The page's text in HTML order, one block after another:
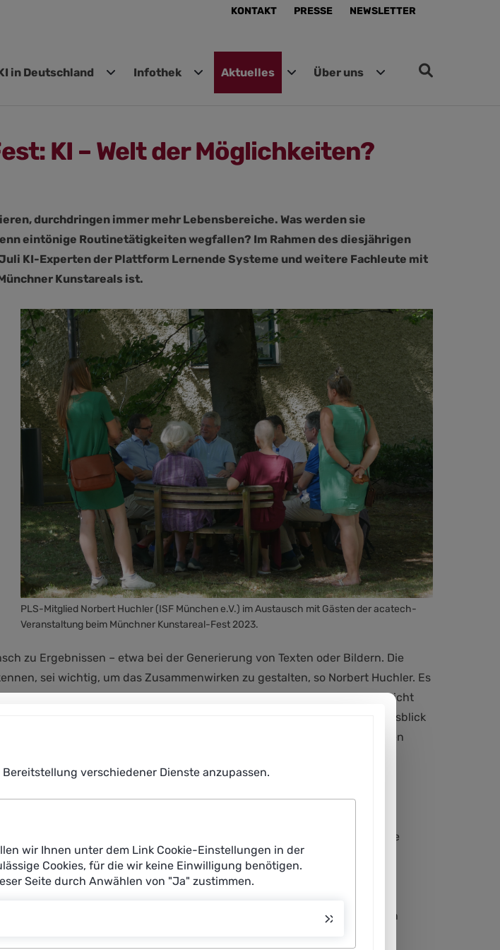
KONTAKT PRESSE NEWSLETTER
in Deutschland Infothek Aktuelles Über uns
KI – Welt der Möglichkeiten?
durchdringen immer mehr Lebensbereiche. Was werden sie
eintönige Routinetätigkeiten wegfallen? Im Rahmen des diesjährigen
KI-Experten der Plattform Lernende Systeme und weitere Fachleute mit
Kunstareals ist.
PLS-Mitglied Norbert Huchler (ISF München e.V.) im Austausch mit Gästen der acatech-
Veranstaltung beim Münchner Kunstareal-Fest 2023.
zu Ergebnissen – etwa bei der Generierung von Texten oder Bildern. Die
sei wichtig, um das Zusammenwirken zu gestalten, so Norbert Huchler. Es
Gleichwohl: Im Bereich der Arbeit werde KI den Beschäftigten nicht
Verdichtung und Intensivierung von Arbeit beitragen. In seinem Ausblick
widerstandsfähig, anpassungsfähig und komplex. Technologien würden
lassen.
Maximilians-Universität (LMU) und Mitglied der Plattform Lernende
Systeme, stellte in seinem Vortrag das Munich Center for Machine
Learning (MCML) vor – eines von sechs öffentlich geförderten KI-
beteiligt sind. Geforscht wird hier zu Grundlagen des maschinellen
verschiedener Dienste anzupassen.
wir Ihnen unter dem Link Cookie-Einstellungen in der
Cookies, für die wir keine Einwilligung benötigen.
Seite durch Anwählen von "Ja" zustimmen.